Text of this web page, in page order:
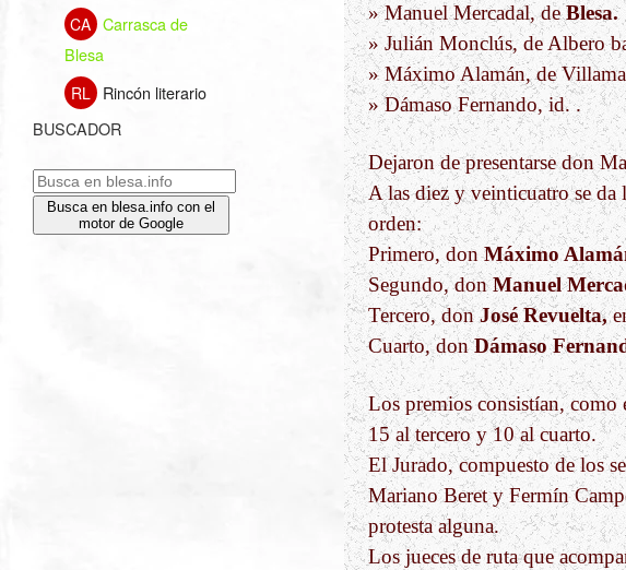
CA Carrasca de
Blesa
RL
Rincón literario
BUSCADOR
Busca en blesa.info con el
motor de Google
» Manuel Mercadal, deBlesa.
» Julián Monclús, de Albero
» Máximo Alamán, de
» Dámaso Fernando, id. .
Dejaron de presentarse don
A las diez y veinticuatro se da
orden:
Primero, donMáximo
Segundo, donManuel
Tercero, donJosé Revuelta,
Cuarto, donDámaso
Los premios consistían, como
15 al tercero y 10 al cuarto.
El Jurado, compuesto de los
Mariano Beret y Fermín
protesta alguna.
Los jueces de ruta que